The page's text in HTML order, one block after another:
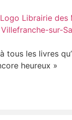
tous les livres
heureux »